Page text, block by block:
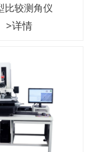
比较测角仪
>详情